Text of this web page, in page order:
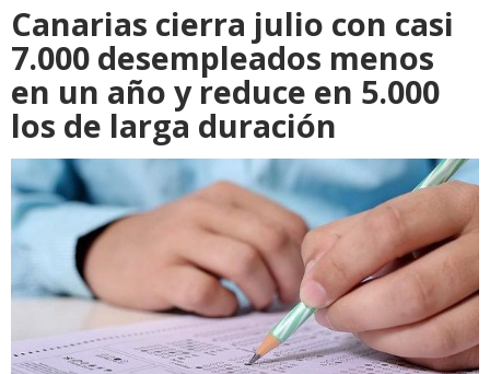
Canarias cierra julio con casi
7.000 desempleados menos
en un año y reduce en 5.000
los de larga duración